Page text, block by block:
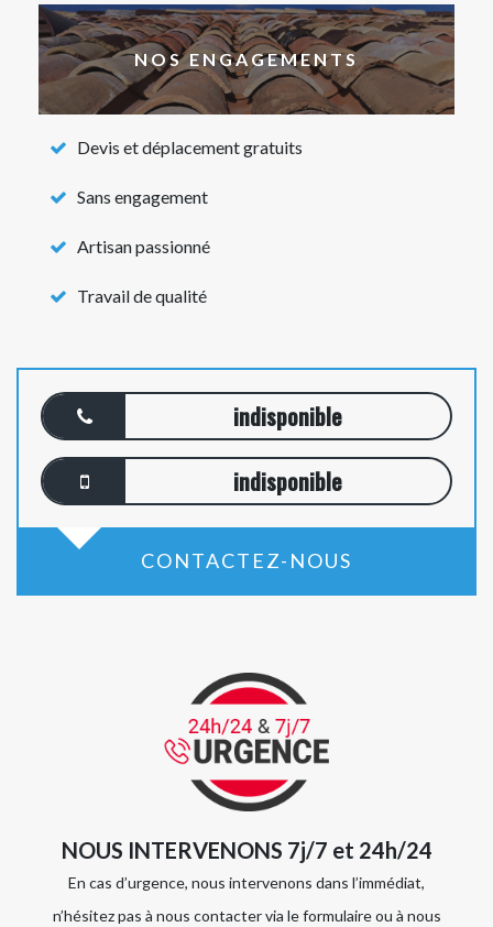
NOS ENGAGEMENTS
Devis et déplacement gratuits
Sans engagement
Artisan passionné
Travail de qualité
indisponible
indisponible
CONTACTEZ-NOUS
NOUS INTERVENONS 7j/7 et 24h/24
En cas d’urgence, nous intervenons dans l’immédiat,
n’hésitez pas à nous contacter via le formulaire ou à nous